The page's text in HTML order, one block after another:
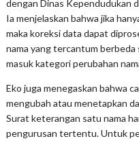
dengan Dinas Kependudukan
Ia menjelaskan bahwa jika
maka koreksi data dapat
nama yang tercantum
masuk kategori perubahan
Eko juga menegaskan bahwa
mengubah atau menetapkan
Surat keterangan satu nama
pengurusan tertentu. Untuk